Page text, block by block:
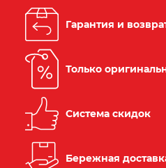
Гарантия и
Только
Система скидок
Бережная